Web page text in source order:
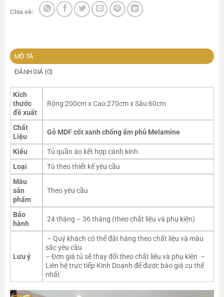
Chia sẽ:
MÔ TẢ
ĐÁNH GIÁ (0)
Kích
thước
đề xuất
Rộng:200cm x Cao:270cm x Sâu:60cm
Chất
Liệu
Gỗ MDF cốt xanh chống ẩm phủ Melamine
Kiểu
Tủ quần áo kết hợp cánh kính
Loại
Tủ theo thiết kế yêu cầu
Màu
sản
phẩm
Theo yêu cầu
Bảo
hành
24 tháng – 36 tháng (theo chất liệu và phụ kiện)
Lưu ý
– Quý khách có thể đặt hàng theo chất liệu và màu
sắc yêu cầu
– Đơn giá tủ sẽ thay đổi theo chất liệu và phụ kiện –
Liên hệ trực tiếp Kinh Doanh để được báo giá cụ thể
nhất